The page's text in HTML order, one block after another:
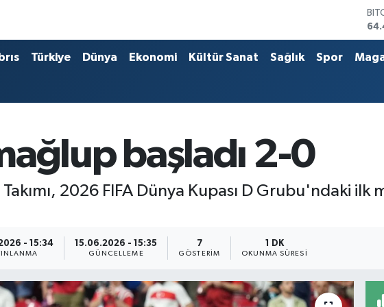
Türkiye Dünya Ekonomi Kültür Sanat Sağlık Spor
başladı 2-0
2026 FIFA Dünya Kupası D Grubu'ndaki ilk
- 15:34 15.06.2026 - 15:35
GÜNCELLEME
7
GÖSTERIM
1 DK
OKUNMA SÜRESI